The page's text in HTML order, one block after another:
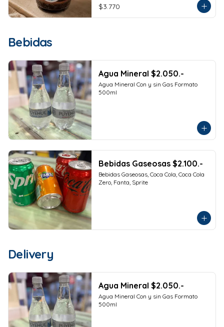
$3.770
Bebidas
Agua Mineral $2.050.-
Agua Mineral Con y sin Gas Formato
500ml
Bebidas Gaseosas $2.100.-
Bebidas Gaseosas, Coca Cola, Coca Cola
Zero, Fanta, Sprite
Delivery
Agua Mineral $2.050.-
Agua Mineral Con y sin Gas Formato
500ml